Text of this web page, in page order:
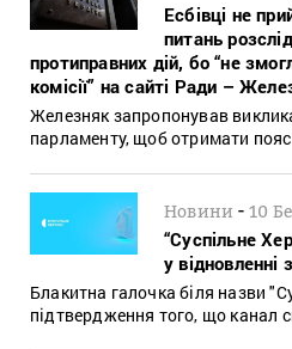
Есбівці не
питань
протиправних дій, бо “не
комісії” на сайті Ради –
Железняк запропонував
парламенту, щоб отримати
Новини -10
“Суспільне
у відновленні
Блакитна галочка біля назви
підтвердження того, що канал